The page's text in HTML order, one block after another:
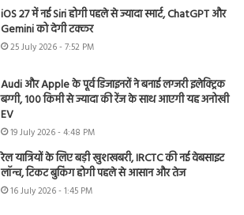
iOS 27 में नई Siri होगी पहले से ज्यादा स्मार्ट, ChatGPT और
Gemini को देगी टक्कर
25 July 2026 - 7:52 PM
Audi और Apple के पूर्व डिजाइनरों ने बनाई लग्जरी इलेक्ट्रिक
बग्गी, 100 किमी से ज्यादा की रेंज के साथ आएगी यह अनोखी
EV
19 July 2026 - 4:48 PM
रेल यात्रियों के लिए बड़ी खुशखबरी, IRCTC की नई वेबसाइट
लॉन्च, टिकट बुकिंग होगी पहले से आसान और तेज
16 July 2026 - 1:45 PM